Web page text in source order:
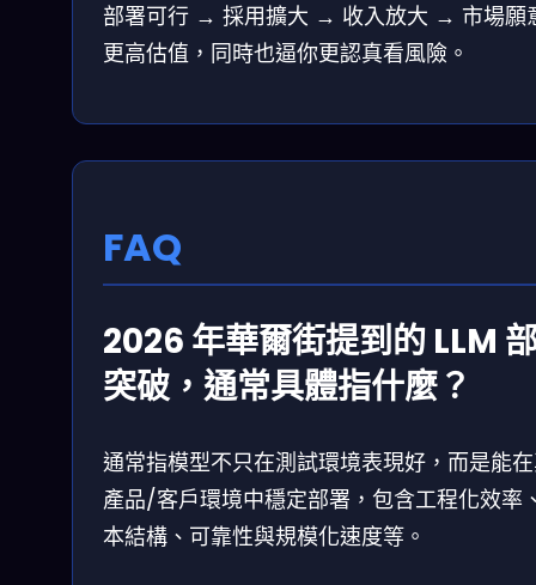
部署可行 → 採用擴大 → 收入放大 → 市場願
更高估值，同時也逼你更認真看風險。
FAQ
2026 年華爾街提到的 LLM
突破，通常具體指什麼？
通常指模型不只在測試環境表現好，而是能
產品/客戶環境中穩定部署，包含工程化效率
本結構、可靠性與規模化速度等。